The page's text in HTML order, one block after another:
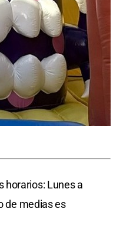
horarios: Lunes a
de medias es